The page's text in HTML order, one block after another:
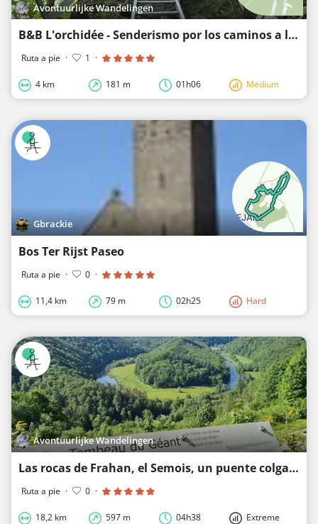
Avontuurlijke Wandelingen
B&B L'orchidée - Senderismo por los caminos a lo largo de la orilla del Semois
Ruta a pie · 1 ·
4 km 181 m 01h06 Medium
Gbrackie
Bos Ter Rijst Paseo
Ruta a pie · 0 ·
11,4 km 79 m 02h25 Hard
Avontuurlijke Wandelingen
Las rocas de Frahan, el Semois, un puente colgante, la tumba del gigante y las escaleritas de Roche
Ruta a pie · 0 ·
18,2 km 597 m 04h38 Extreme